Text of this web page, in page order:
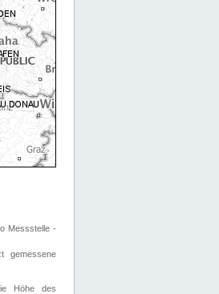
Messstelle -
gemessene
Höhe des